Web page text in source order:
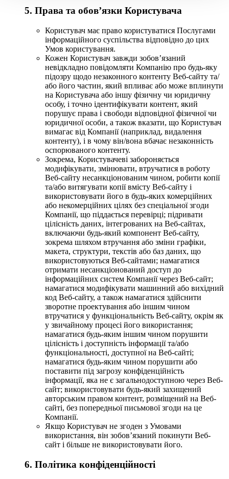
5. Права та обов’язки Користувача
Користувач має право користуватися Послугами
інформаційного суспільства відповідно до цих
Умов користування.
Кожен Користувач завжди зобов’язаний
невідкладно повідомляти Компанію про будь-яку
підозру щодо незаконного контенту Веб-сайту та/
або його частин, який впливає або може вплинути
на Користувача або іншу фізичну чи юридичну
особу, і точно ідентифікувати контент, який
порушує права і свободи відповідної фізичної чи
юридичної особи, а також вказати, що Користувач
вимагає від Компанії (наприклад, видалення
контенту), і в чому він/вона вбачає незаконність
оспорюваного контенту.
Зокрема, Користувачеві забороняється
модифікувати, змінювати, втручатися в роботу
Веб-сайту несанкціонованим чином, робити копії
та/або витягувати копії вмісту Веб-сайту і
використовувати його в будь-яких комерційних
або некомерційних цілях без спеціальної згоди
Компанії, що піддається перевірці; підривати
цілісність даних, інтегрованих на Веб-сайтах,
включаючи будь-який компонент Веб-сайту,
зокрема шляхом втручання або зміни графіки,
макета, структури, текстів або баз даних, що
використовуються Веб-сайтами; намагатися
отримати несанкціонований доступ до
інформаційних систем Компанії через Веб-сайт;
намагатися модифікувати машинний або вихідний
код Веб-сайту, а також намагатися здійснити
зворотне проектування або іншим чином
втручатися у функціональність Веб-сайту, окрім як
у звичайному процесі його використання;
намагатися будь-яким іншим чином порушити
цілісність і доступність інформації та/або
функціональності, доступної на Веб-сайті;
намагатися будь-яким чином порушити або
поставити під загрозу конфіденційність
інформації, яка не є загальнодоступною через Веб-
сайт; використовувати будь-який захищений
авторським правом контент, розміщений на Веб-
сайті, без попередньої письмової згоди на це
Компанії.
Якщо Користувач не згоден з Умовами
використання, він зобов’язаний покинути Веб-
сайт і більше не використовувати його.
6. Політика конфіденційності